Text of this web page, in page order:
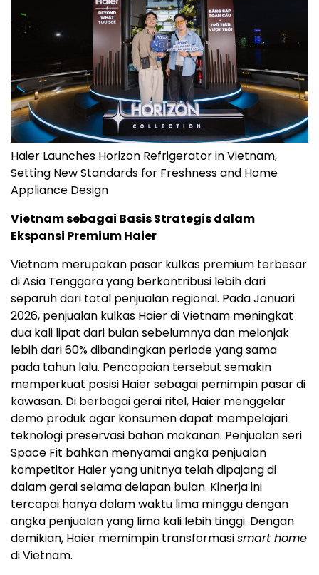
Haier Launches Horizon Refrigerator in Vietnam,
Setting New Standards for Freshness and Home
Appliance Design
Vietnam sebagai Basis Strategis dalam
Ekspansi Premium Haier
Vietnam merupakan pasar kulkas premium terbesar
di Asia Tenggara yang berkontribusi lebih dari
separuh dari total penjualan regional. Pada Januari
2026, penjualan kulkas Haier di Vietnam meningkat
dua kali lipat dari bulan sebelumnya dan melonjak
lebih dari 60% dibandingkan periode yang sama
pada tahun lalu. Pencapaian tersebut semakin
memperkuat posisi Haier sebagai pemimpin pasar di
kawasan. Di berbagai gerai ritel, Haier menggelar
demo produk agar konsumen dapat mempelajari
teknologi preservasi bahan makanan. Penjualan seri
Space Fit bahkan menyamai angka penjualan
kompetitor Haier yang unitnya telah dipajang di
dalam gerai selama delapan bulan. Kinerja ini
tercapai hanya dalam waktu lima minggu dengan
angka penjualan yang lima kali lebih tinggi. Dengan
demikian, Haier memimpin transformasismart home
di Vietnam.